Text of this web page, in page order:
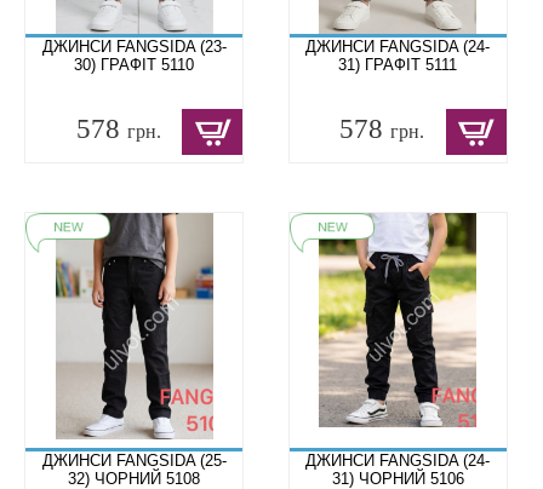
ДЖИНСИ FANGSIDA (23-
30) ГРАФІТ 5110
578 грн.
ДЖИНСИ FANGSIDA (24-
31) ГРАФІТ 5111
578грн.
ДЖИНСИ FANGSIDA (25-
32) ЧОРНИЙ 5108
ДЖИНСИ FANGSIDA (24-
31) ЧОРНИЙ 5106